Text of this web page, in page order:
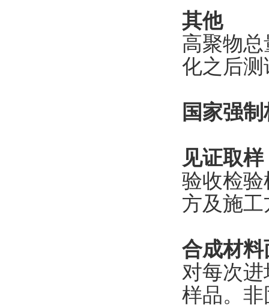
其他
高聚物
化之后
国家强
见证取样
验收检
方及施
合成材
对每次
样品。非